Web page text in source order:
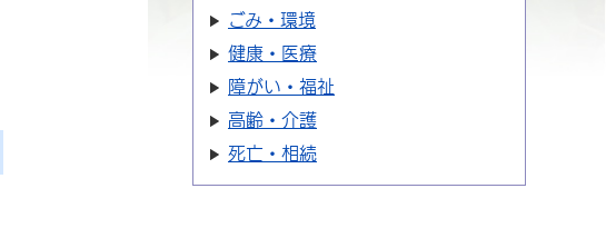
ごみ・環境
健康・医療
障がい・福祉
高齢・介護
死亡・相続